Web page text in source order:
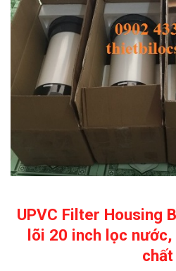
UPVC Filter Housing
lõi 20 inch lọc
chất